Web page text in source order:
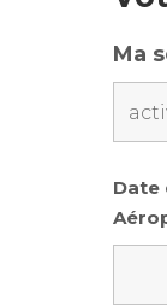
Ma
Date